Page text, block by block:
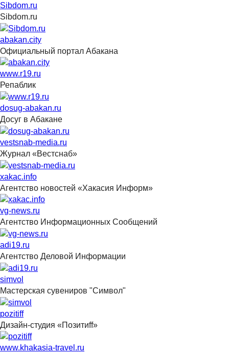
Sibdom.ru
Sibdom.ru
abakan.city
Официальный портал Абакана
www.r19.ru
Репаблик
dosug-abakan.ru
Досуг в Абакане
vestsnab-media.ru
Журнал «Вестснаб»
xakac.info
Агентство новостей «Хакасия Информ»
vg-news.ru
Агентство Информационных Сообщений
adi19.ru
Агентство Деловой Информации
simvol
Мастерская сувениров "Символ"
pozitiff
Дизайн-студия «Позитиff»
www.khakasia-travel.ru